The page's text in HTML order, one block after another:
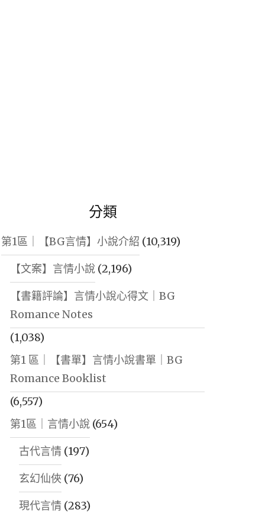
分類
第1區｜【BG言情】小說介紹 (10,319)
【文案】言情小說(2,196)
【書籍評論】言情小說心得文｜BG
Romance Notes
(1,038)
第1 區｜【書單】言情小說書單｜BG
Romance Booklist
(6,557)
第1區｜言情小說(654)
古代言情(197)
玄幻仙俠 (76)
現代言情(283)